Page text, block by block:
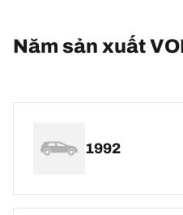
Năm sản xuất
1992